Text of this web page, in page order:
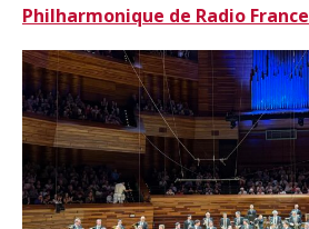
Philharmonique de Radio France